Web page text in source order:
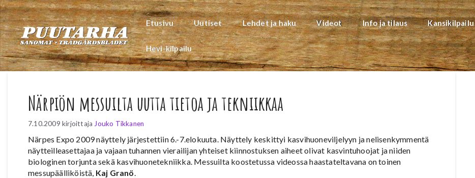
Siirry
sisältöön
Etusivu Uutiset Lehdet ja haku Videot Info ja tilaus Kansikilpailu
Hevi-kilpailu
Närpiön messuilta uutta tietoa ja tekniikkaa
7.10.2009 kirjoittaja Jouko Tikkanen
Närpes Expo 2009 näyttely järjestettiin 6.-7.elokuuta. Näyttely keskittyi kasvihuoneviljelyyn ja nelisenkymmentä
näytteilleasettajaa ja vajaan tuhannen vierailijan yhteiset kiinnostuksen aiheet olivat kasvintuhoojat ja niiden
biologinen torjunta sekä kasvihuonetekniikka. Messuilta koostetussa videossa haastateltavana on toinen
messupäälliköistä, Kaj Granö